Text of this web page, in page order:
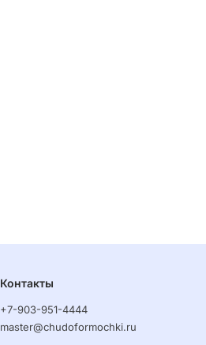
Контакты
+7-903-951-4444
master@chudoformochki.ru